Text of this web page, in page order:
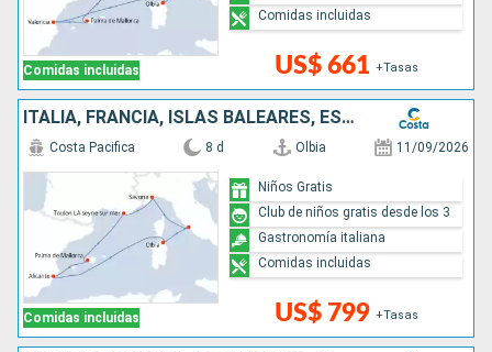
Comidas incluidas US$ 661 +Tasas
Comidas incluidas
ITALIA, FRANCIA, ISLAS BALEARES, ESPAÑA
Comidas incluidas
Costa Pacifica 8 d Olbia 11/09/2026
US$ 799 +Tasas
Niños Gratis
Club de niños gratis desde los 3
Gastronomía italiana
Comidas incluidas